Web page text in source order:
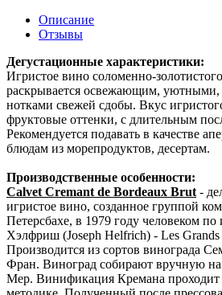
Описание
Отзывы
Дегустационные характеристики:
Игристое вино соломенно-
раскрывается освежающим,
нотками свежей сдобы. Вкус
фруктовые оттенки, с длительным
Рекомендуется подавать в качестве
блюдам из морепродуктов, десертам.
Производственные особенности:
Calvet Cremant de Bordeaux Brut -
игристое вино, созданное группой
Петерсбахе, в 1979 году человеком
Хэлфриш (Joseph Helfrich) - Les Grands
Производится из сортов винограда
Фран. Виноград собирают вручную
Мер. Винификация Кремана проходит